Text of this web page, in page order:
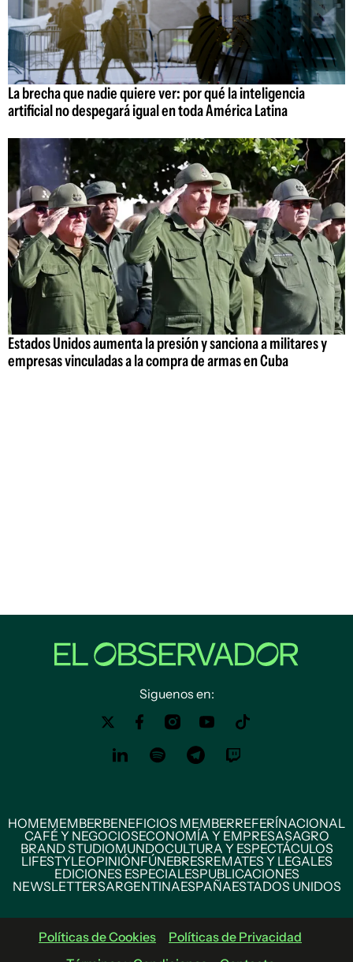
La brecha que nadie quiere ver: por qué la inteligencia
artificial no despegará igual en toda América Latina
Estados Unidos aumenta la presión y sanciona a militares y
empresas vinculadas a la compra de armas en Cuba
Siguenos en:
HOMEMEMBERBENEFICIOS MEMBERREFERÍNACIONAL
CAFÉ Y NEGOCIOSECONOMÍA Y EMPRESASAGRO
BRAND STUDIOMUNDOCULTURA Y ESPECTÁCULOS
LIFESTYLEOPINIÓNFÚNEBRESREMATES Y LEGALES
EDICIONES ESPECIALESPUBLICACIONES
NEWSLETTERSARGENTINAESPAÑAESTADOS UNIDOS
Políticas de Cookies
Políticas de Privacidad